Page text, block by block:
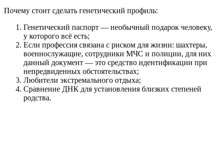
Почему стоит сделать генетический профиль:
Генетический паспорт — необычный подарок человеку,
у которого всё есть;
Если профессия связана с риском для жизни: шахтеры,
военнослужащие, сотрудники МЧС и полиции, для них
данный документ — это средство идентификации при
непредвиденных обстоятельствах;
Любители экстремального отдыха;
Сравнение ДНК для установления близких степеней
родства.